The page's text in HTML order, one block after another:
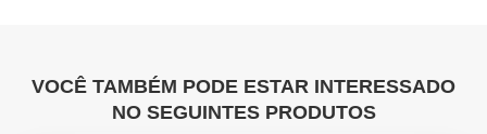
VOCÊ TAMBÉM PODE ESTAR INTERESSADO
NO SEGUINTES PRODUTOS